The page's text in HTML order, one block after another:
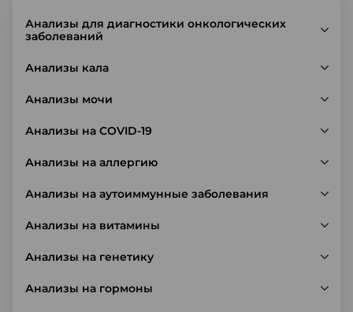
Анализы для диагностики онкологических
заболеваний
Анализы кала
Анализы мочи
Анализы на COVID-19
Анализы на аллергию
Анализы на аутоиммунные заболевания
Анализы на витамины
Анализы на генетику
Анализы на гормоны